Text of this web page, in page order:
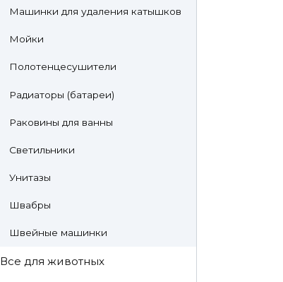
Машинки для удаления катышков
Мойки
Полотенцесушители
Радиаторы (батареи)
Раковины для ванны
Светильники
Унитазы
Швабры
Швейные машинки
Все для животных